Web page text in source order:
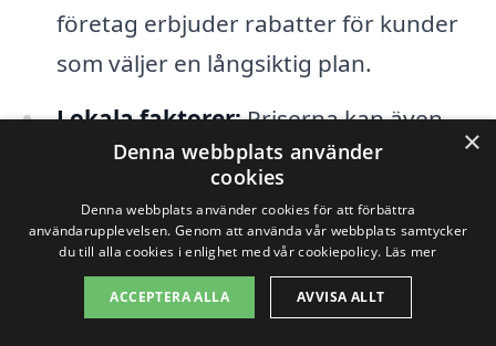
företag erbjuder rabatter för kunder
som väljer en långsiktig plan.
Lokala faktorer:Priserna kan även
variera beroende på konkurrensen i
området och tillgången på
trädgårdsskötselföretag i Ultuna.
När du överväger trädgårdsskötsel i
×
Denna webbplats använder
cookies
Denna webbplats använder cookies för att förbättra
användarupplevelsen. Genom att använda vår webbplats samtycker
du till alla cookies i enlighet med vår cookiepolicy. Läs mer
ACCEPTERA ALLA AVVISA ALLT